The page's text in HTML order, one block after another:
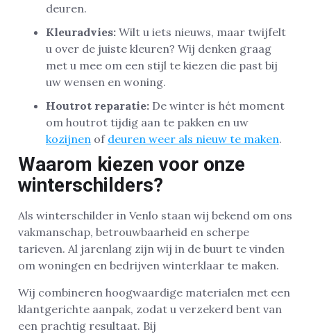
deuren.
Kleuradvies: Wilt u iets nieuws, maar twijfelt
u over de juiste kleuren? Wij denken graag
met u mee om een stijl te kiezen die past bij
uw wensen en woning.
Houtrot reparatie: De winter is hét moment
om houtrot tijdig aan te pakken en uw
kozijnen of deuren weer als nieuw te maken.
Waarom kiezen voor onze
winterschilders?
Als winterschilder in Venlo staan wij bekend om ons
vakmanschap, betrouwbaarheid en scherpe
tarieven. Al jarenlang zijn wij in de buurt te vinden
om woningen en bedrijven winterklaar te maken.
Wij combineren hoogwaardige materialen met een
klantgerichte aanpak, zodat u verzekerd bent van
een prachtig resultaat. Bij